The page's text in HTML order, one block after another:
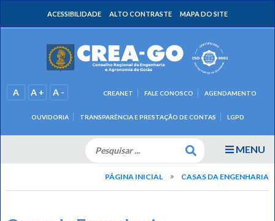
ACESSIBILIDADE ALTO CONTRASTE MAPA DO SITE
A A + A -
OUVIDORIA TRANSPARÊNCIA E PRESTAÇÃO DE CONTAS LGPD
CREANET FALE CONOSCO AGENDAMENTO
MENU
PÁGINA INICIAL CASAS DA ENGENHARIA